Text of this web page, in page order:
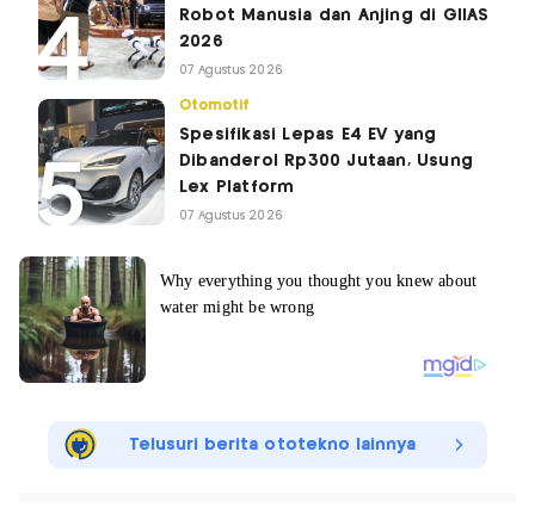
Robot Manusia dan Anjing di GIIAS
2026
07 Agustus 2026
Otomotif
Spesifikasi Lepas E4 EV yang
Dibanderol Rp300 Jutaan, Usung
Lex Platform
07 Agustus 2026
Telusuri berita ototekno lainnya